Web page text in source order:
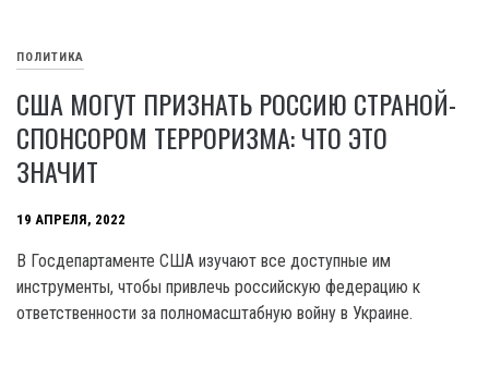
ПОЛИТИКА
США МОГУТ ПРИЗНАТЬ РОССИЮ СТРАНОЙ-
СПОНСОРОМ ТЕРРОРИЗМА: ЧТО ЭТО
ЗНАЧИТ
19 АПРЕЛЯ, 2022
В Госдепартаменте США изучают все доступные им
инструменты, чтобы привлечь российскую федерацию к
ответственности за полномасштабную войну в Украине.